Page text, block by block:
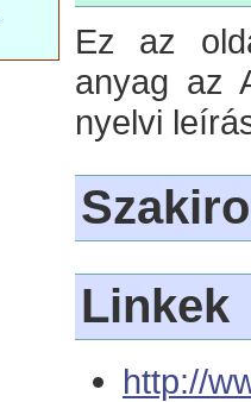
Ez az
anyag az
nyelvi
Linkek
http://